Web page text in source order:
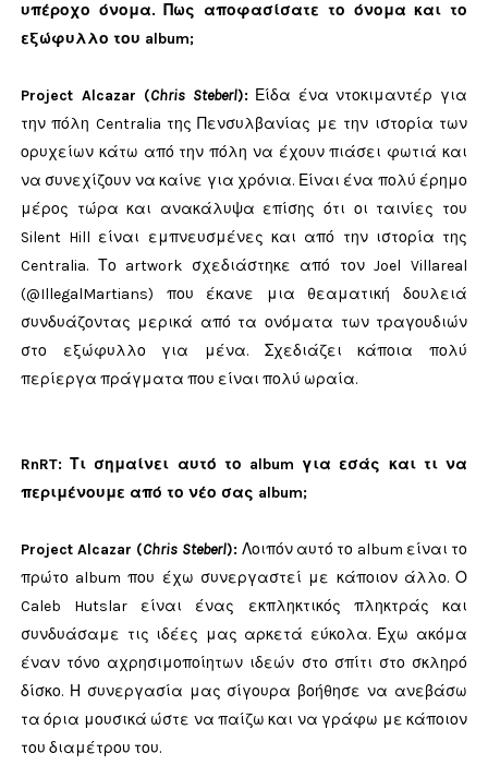
υπέροχο όνομα. Πως αποφασίσατε το όνομα και το
εξώφυλλο του album;
Project Alcazar (Chris Steberl): Είδα ένα ντοκιμαντέρ για
την πόλη Centralia της Πενσυλβανίας με την ιστορία των
ορυχείων κάτω από την πόλη να έχουν πιάσει φωτιά και
να συνεχίζουν να καίνε για χρόνια. Είναι ένα πολύ έρημο
μέρος τώρα και ανακάλυψα επίσης ότι οι ταινίες του
Silent Hill είναι εμπνευσμένες και από την ιστορία της
Centralia. Το artwork σχεδιάστηκε από τον Joel Villareal
(@IllegalMartians) που έκανε μια θεαματική δουλειά
συνδυάζοντας μερικά από τα ονόματα των τραγουδιών
στο εξώφυλλο για μένα. Σχεδιάζει κάποια πολύ
περίεργα πράγματα που είναι πολύ ωραία.
RnRT: Τι σημαίνει αυτό το album για εσάς και τι να
περιμένουμε από το νέο σας album;
Project Alcazar (Chris Steberl): Λοιπόν αυτό το album είναι το
πρώτο album που έχω συνεργαστεί με κάποιον άλλο. Ο
Caleb Hutslar είναι ένας εκπληκτικός πληκτράς και
συνδυάσαμε τις ιδέες μας αρκετά εύκολα. Έχω ακόμα
έναν τόνο αχρησιμοποίητων ιδεών στο σπίτι στο σκληρό
δίσκο. Η συνεργασία μας σίγουρα βοήθησε να ανεβάσω
τα όρια μουσικά ώστε να παίζω και να γράφω με κάποιον
του διαμέτρου του.